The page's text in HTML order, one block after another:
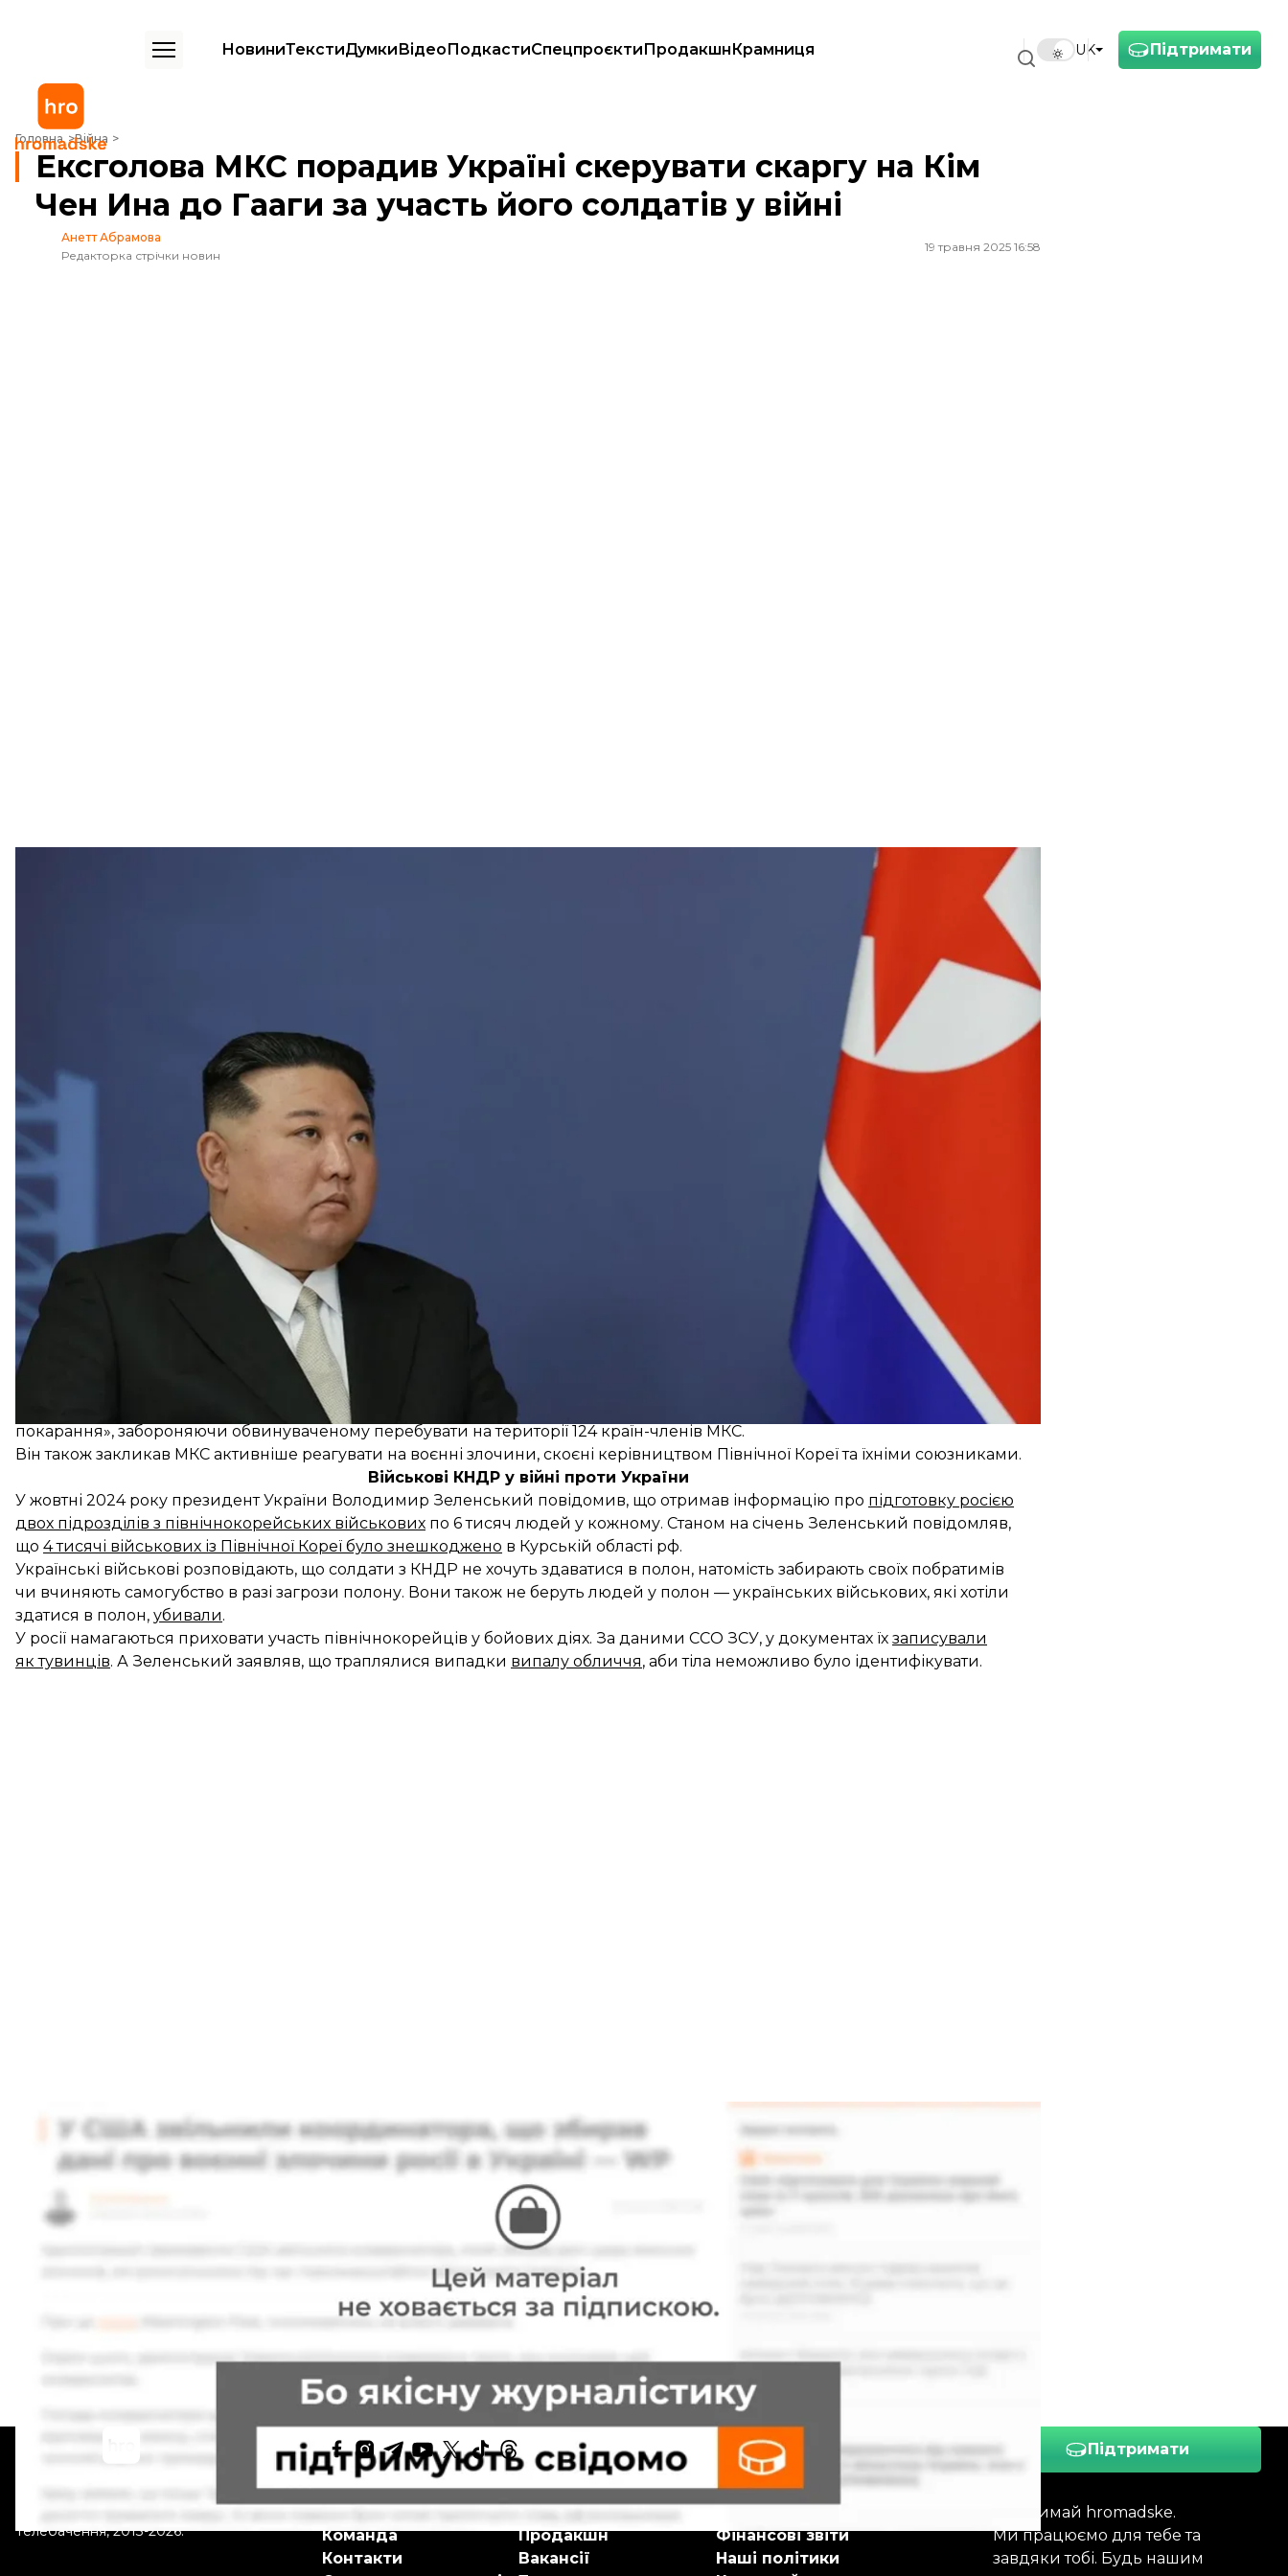
Підтримати
UK
НовиниТекстиДумкиВідеоПодкастиСпецпроєктиПродакшнКрамниця
Головна Війна
Ексголова МКС порадив Україні скерувати скаргу на Кім Чен Ина до Гааги за участь його солдатів у війні
Ексголова МКС порадив Україні скерувати скаргу на Кім
Чен Ина до Гааги за участь його солдатів у війні
Анетт Абрамова
Редакторка стрічки новин
19 травня 2025 16:58
Колишній президент Міжнародного кримінального суду Сон Сан Хьон вважає, що лідер Північної Кореї Кім Чен Ин може
зіткнутися з розслідуванням воєнних злочинів за підтримку війни росії проти України. На його думку, Київ міг би скерувати
Попри порушення прав людини в Північній Кореї, Міжнародний кримінальний суд не висував звинувачень Кім Чен Ину.
Однак тепер, вважає Сон Сан Хьон, є достатні правові підстави, щоб Україна могла порушити справу проти нього за сприяння
«В української влади як потерпілої сторони є можливість подати скаргу проти Північної Кореї до Міжнародного кримінального
суду. Хоча скарга, подана Україною, була б ідеальною, Міжнародний кримінальний суд також має повноваження розпочати
— сказав експрезидент
Сон Сан Хьон зазначив, що ордер на арешт МКС не має строку давності, а його наявність накладає «значне психологічне
покарання», забороняючи обвинуваченому перебувати на території 124 країн-членів МКС.
Він також закликав МКС активніше реагувати на воєнні злочини, скоєні керівництвом Північної Кореї та їхніми союзниками.
Військові КНДР у війні проти України
У жовтні 2024 року президент України Володимир Зеленський повідомив, що отримав інформацію про підготовку росією
двох підрозділів з північнокорейських військових по 6 тисяч людей у кожному. Станом на січень Зеленський повідомляв,
що 4 тисячі військових із Північної Кореї було знешкоджено в Курській області рф.
Українські військові розповідають, що солдати з КНДР не хочуть здаватися в полон, натомість забирають своїх побратимів
чи вчиняють самогубство в разі загрози полону. Вони також не беруть людей у полон — українських військових, які хотіли
здатися в полон, убивали.
У росії намагаються приховати участь північнокорейців у бойових діях. За даними ССО ЗСУ, у документах їх записували
як тувинців. А Зеленський заявляв, що траплялися випадки випалу обличчя, аби тіла неможливо було ідентифікувати.
Підтримати
читайте також:
Кім Чен Ин назвав «виправданою» участь КНДР у війні проти України: Захищали «братній народ»
Більше про Північна Корея воєнні злочини російсько-українська війна
Підтримати
Підтримай hromadske.
Ми працюємо для тебе та
завдяки тобі. Будь нашим
Про hromadske
Команда
Контакти
Реклама
Продакшн
Вакансії
Фінансові звіти
Наші політики
Всі права захищені:
Громадське
Телебачення,2013-2026.